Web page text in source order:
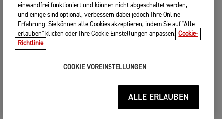
einwandfrei funktioniert und können nicht abgeschaltet werden,
und einige sind optional, verbessern dabei jedoch Ihre Online-
Erfahrung. Sie können alle Cookies akzeptieren, indem Sie auf "Alle
erlauben" klicken oder Ihre Cookie-Einstellungen anpassen. Cookie-
Richtlinie
COOKIE VOREINSTELLUNGEN
ALLE ERLAUBEN